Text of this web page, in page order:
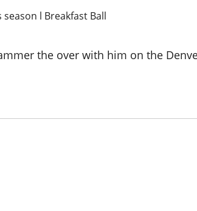
the over with him on the